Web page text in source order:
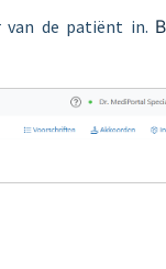
van de patiënt in.